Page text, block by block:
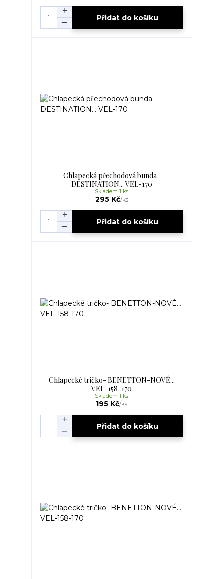
Přidat do košíku
Chlapecká přechodová bunda-
DESTINATION... VEL-170
295 Kč/ks
Skladem 1 ks
Přidat do košíku
Chlapecké tričko- BENETTON-NOVÉ...
VEL-158-170
195 Kč/ks
Skladem 1 ks
Přidat do košíku